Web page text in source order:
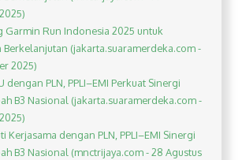
Garmin Run Indonesia 2025 untuk
Berkelanjutan (jakarta.suaramerdeka.com -
2025)
dengan PLN, PPLI–EMI Perkuat Sinergi
B3 Nasional (jakarta.suaramerdeka.com -
Kerjasama dengan PLN, PPLI–EMI Sinergi
B3 Nasional (mnctrijaya.com - 28 Agustus